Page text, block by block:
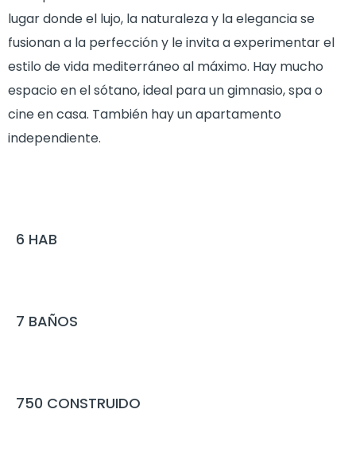
lugar donde el lujo, la naturaleza y la elegancia se
fusionan a la perfección y le invita a experimentar el
estilo de vida mediterráneo al máximo. Hay mucho
espacio en el sótano, ideal para un gimnasio, spa o
cine en casa. También hay un apartamento
independiente.
6 HAB
7 BAÑOS
750 CONSTRUIDO